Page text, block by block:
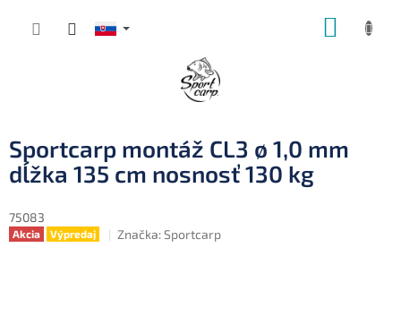
Sportcarp montáž CL3 ø 1,0 mm
dĺžka 135 cm nosnosť 130 kg
75083
Akcia Výpredaj Značka:Sportcarp